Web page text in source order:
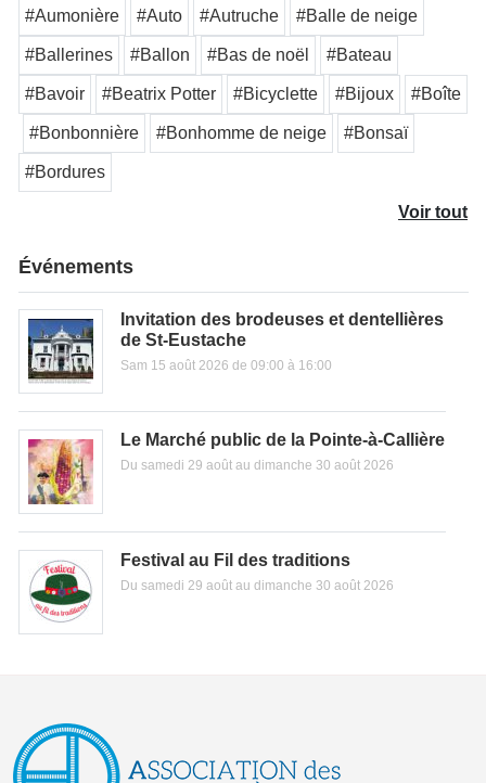
#Aumonière #Auto #Autruche #Balle de neige
#Ballerines #Ballon #Bas de noël #Bateau
#Bavoir #Beatrix Potter #Bicyclette #Bijoux #Boîte
#Bonbonnière #Bonhomme de neige #Bonsaï
#Bordures
Voir tout
Événements
Invitation des brodeuses et dentellières
de St-Eustache
Sam 15 août 2026 de 09:00 à 16:00
Le Marché public de la Pointe-à-Callière
Du samedi 29 août au dimanche 30 août 2026
Festival au Fil des traditions
Du samedi 29 août au dimanche 30 août 2026